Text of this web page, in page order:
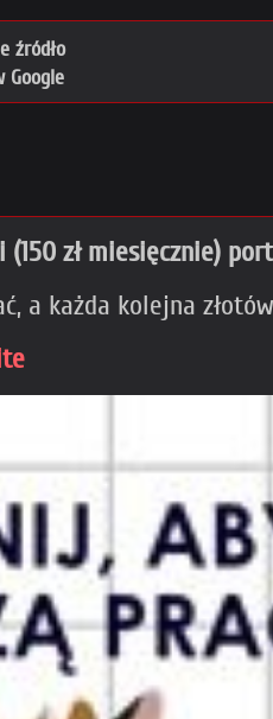
źródło
(150 zł miesięcznie)
a każda kolejna